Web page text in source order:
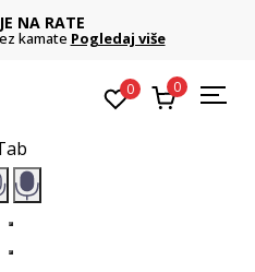
NA RATE
kamate Pogledaj više
0 0